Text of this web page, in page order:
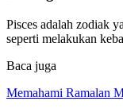
Pisces adalah zodiak
seperti melakukan
Baca juga
Memahami Ramalan